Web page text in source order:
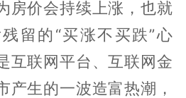
房价会持续上涨，也就
留的“买涨不买跌”心
互联网平台、互联网金
产生的一波造富热潮，